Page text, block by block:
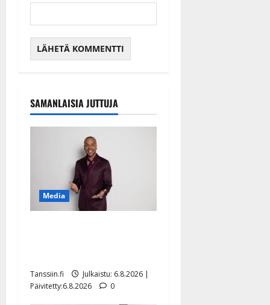
SAMANLAISIA JUTTUJA
Media
Tanssiin.fi
Julkaistu: 6.8.2026 |
Päivitetty:6.8.2026
0